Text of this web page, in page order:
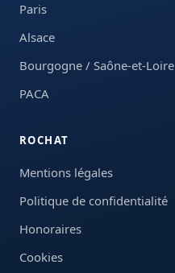
Paris
Alsace
Bourgogne / Saône-et-Loire
PACA
ROCHAT
Mentions légales
Politique de confidentialité
Honoraires
Cookies